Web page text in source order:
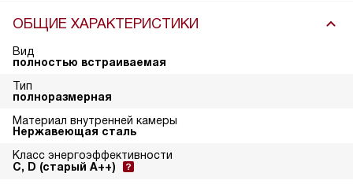
ОБЩИЕ ХАРАКТЕРИСТИКИ
Вид
полностью встраиваемая
Тип
полноразмерная
Материал внутренней камеры
Нержавеющая сталь
Класс энергоэффективности
C, D (старый A++)